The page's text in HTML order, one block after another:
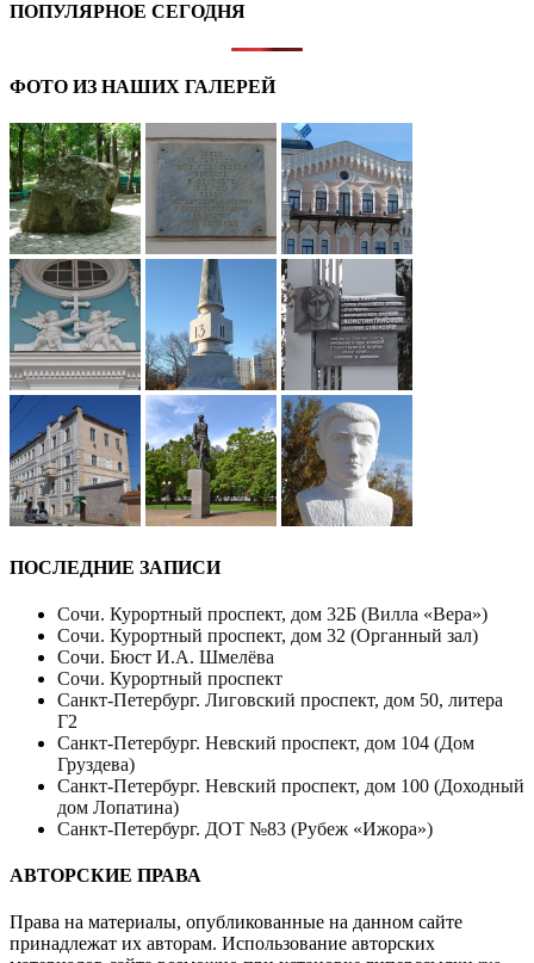
ПОПУЛЯРНОЕ СЕГОДНЯ
ФОТО ИЗ НАШИХ ГАЛЕРЕЙ
ПОСЛЕДНИЕ ЗАПИСИ
Сочи. Курортный проспект, дом 32Б (Вилла «Вера»)
Сочи. Курортный проспект, дом 32 (Органный зал)
Сочи. Бюст И.А. Шмелёва
Сочи. Курортный проспект
Санкт-Петербург. Лиговский проспект, дом 50, литера
Г2
Санкт-Петербург. Невский проспект, дом 104 (Дом
Груздева)
Санкт-Петербург. Невский проспект, дом 100 (Доходный
дом Лопатина)
Санкт-Петербург. ДОТ №83 (Рубеж «Ижора»)
АВТОРСКИЕ ПРАВА
Права на материалы, опубликованные на данном сайте
принадлежат их авторам. Использование авторских